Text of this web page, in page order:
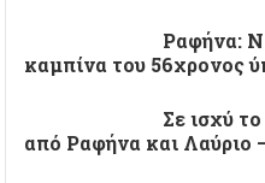
Ραφήνα:
καμπίνα του 56χρονος
Σε ισχύ
από Ραφήνα και Λαύριο